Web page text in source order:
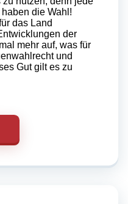
die Wahl!
das Land
der
mehr auf, was für
und
Gut gilt es zu